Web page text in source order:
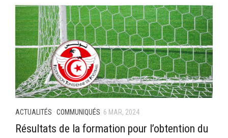
Feuille de match 2017/2018
–Ligue I–
–Ligue II–
Feuille de match 2016/2017
-Ligue I-
ACTUALITÉS · COMMUNIQUÉS 6 MAR, 2024
Résultats de la formation pour l’obtention du